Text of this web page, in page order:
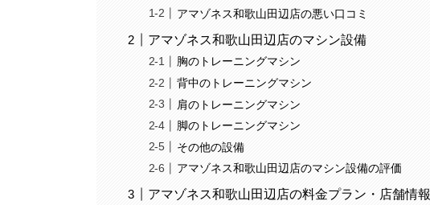
アマゾネス和歌山田辺店の悪い口コミ
アマゾネス和歌山田辺店のマシン設備
胸のトレーニングマシン
背中のトレーニングマシン
肩のトレーニングマシン
脚のトレーニングマシン
その他の設備
アマゾネス和歌山田辺店のマシン設備の評価
アマゾネス和歌山田辺店の料金プラン・店舗情報